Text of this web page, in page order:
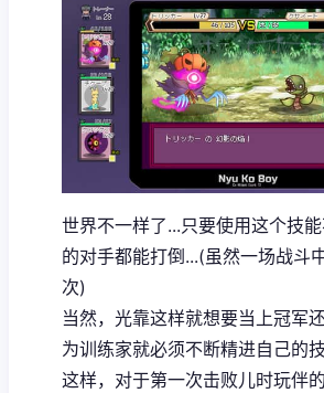
世界不一样了...只要使用这个技
的对手都能打倒...(虽然一场战斗
次)
当然，光靠这样就想要当上冠军
为训练家就必须不断精进自己的
这样，对于第一次击败儿时玩伴